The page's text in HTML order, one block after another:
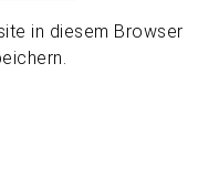
in diesem Browser